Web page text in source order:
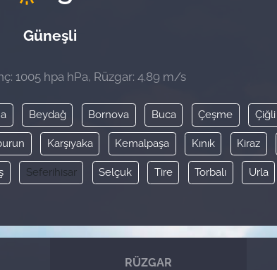
Güneşli
1005 hpa hPa, Rüzgar: 4.89 m/s
Beydağ Bornova Buca Çeşme Çiğli
Karşıyaka Kemalpaşa Kınık Kiraz
Seferihisar Selçuk Tire Torbalı Urla
RÜZGAR